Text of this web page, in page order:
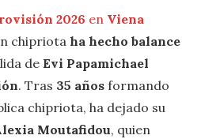
2026 en Viena
chipriotaha hecho balance
deEvi Papamichael
. Tras 35 años formando
chipriota, ha dejado su
Moutafidou, quien